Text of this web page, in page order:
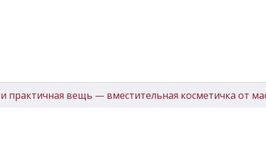
практичная вещь — вместительная косметичка от